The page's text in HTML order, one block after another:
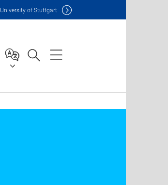
University of Stuttgart